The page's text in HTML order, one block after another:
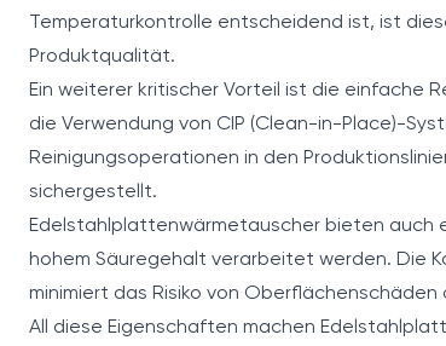
Temperaturkontrolle entscheidend ist, ist
Produktqualität.
Ein weiterer kritischer Vorteil ist die einfache
die Verwendung von CIP (Clean-in-Place)-
Reinigungsoperationen in den
sichergestellt.
Edelstahlplattenwärmetauscher bieten auch
hohem Säuregehalt verarbeitet werden. Die
minimiert das Risiko von
All diese Eigenschaften machen